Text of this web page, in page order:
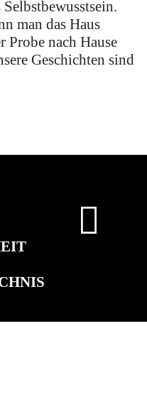
man das Haus
Probe nach Hause
Geschichten sind